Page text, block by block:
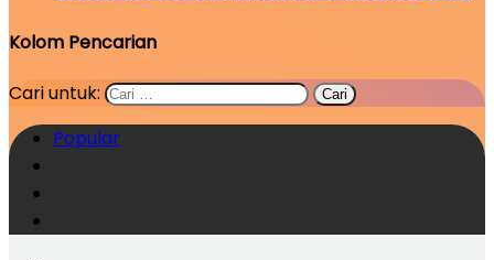
Kolom Pencarian
Cari untuk:
Popular